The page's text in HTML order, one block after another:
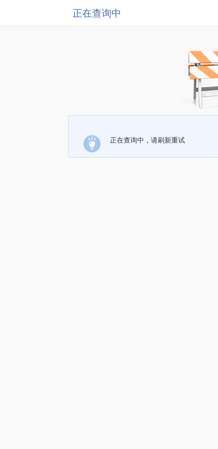
正在查询中
正在查询中，请刷新重试